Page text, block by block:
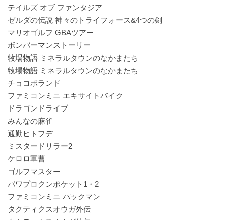
テイルズ オブ ファンタジア
ゼルダの伝説 神々のトライフォース&4つの剣
マリオゴルフ GBAツアー
ボンバーマンストーリー
牧場物語 ミネラルタウンのなかまたち
牧場物語 ミネラルタウンのなかまたち
チョコボランド
ファミコンミニ エキサイトバイク
ドラゴンドライブ
みんなの麻雀
通勤ヒトフデ
ミスタードリラー2
ケロロ軍曹
ゴルフマスター
パワプロクンポケット1・2
ファミコンミニ パックマン
タクティクスオウガ外伝